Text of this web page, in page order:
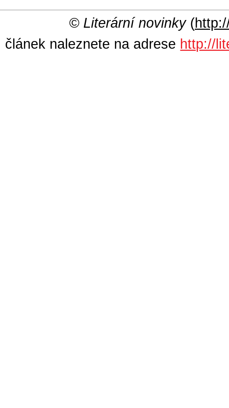
© Literární novinky(
článek naleznete na adrese http://